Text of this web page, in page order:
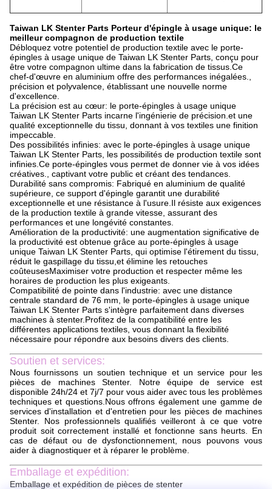
Taiwan LK Stenter Parts Porteur d'épingle à usage unique: le
meilleur compagnon de production textile
Débloquez votre potentiel de production textile avec le porte-
épingles à usage unique de Taiwan LK Stenter Parts, conçu pour
être votre compagnon ultime dans la fabrication de tissus.Ce
chef-d'œuvre en aluminium offre des performances inégalées.,
précision et polyvalence, établissant une nouvelle norme
d'excellence.
La précision est au cœur: le porte-épingles à usage unique
Taiwan LK Stenter Parts incarne l'ingénierie de précision.et une
qualité exceptionnelle du tissu, donnant à vos textiles une finition
impeccable.
Des possibilités infinies: avec le porte-épingles à usage unique
Taiwan LK Stenter Parts, les possibilités de production textile sont
infinies.Ce porte-épingles vous permet de donner vie à vos idées
créatives., captivant votre public et créant des tendances.
Durabilité sans compromis: Fabriqué en aluminium de qualité
supérieure, ce support d'épingle garantit une durabilité
exceptionnelle et une résistance à l'usure.Il résiste aux exigences
de la production textile à grande vitesse, assurant des
performances et une longévité constantes.
Amélioration de la productivité: une augmentation significative de
la productivité est obtenue grâce au porte-épingles à usage
unique Taiwan LK Stenter Parts, qui optimise l'étirement du tissu,
réduit le gaspillage du tissu,et élimine les retouches
coûteusesMaximiser votre production et respecter même les
horaires de production les plus exigeants.
Compatibilité de pointe dans l'industrie: avec une distance
centrale standard de 76 mm, le porte-épingles à usage unique
Taiwan LK Stenter Parts s'intègre parfaitement dans diverses
machines à stenter.Profitez de la compatibilité entre les
différentes applications textiles, vous donnant la flexibilité
nécessaire pour répondre aux besoins divers des clients.
Soutien et services:
Nous fournissons un soutien technique et un service pour les
pièces de machines Stenter. Notre équipe de service est
disponible 24h/24 et 7j/7 pour vous aider avec tous les problèmes
techniques et questions.Nous offrons également une gamme de
services d'installation et d'entretien pour les pièces de machines
Stenter. Nos professionnels qualifiés veilleront à ce que votre
produit soit correctement installé et fonctionne sans heurts. En
cas de défaut ou de dysfonctionnement, nous pouvons vous
aider à diagnostiquer et à réparer le problème.
Emballage et expédition:
Emballage et expédition de pièces de stenter